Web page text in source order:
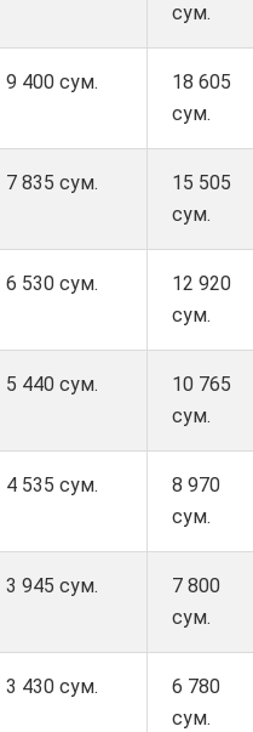
сум.
9 400 сум.
18 605
сум.
7 835 сум.
15 505
сум.
6 530 сум.
12 920
сум.
5 440 сум.
10 765
сум.
4 535 сум.
8 970
сум.
3 945 сум.
7 800
сум.
3 430 сум.
6 780
сум.